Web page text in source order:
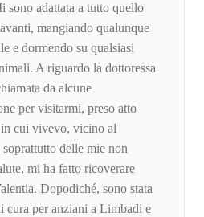
sono adattata a tutto quello
mangiando qualunque
e dormendo su qualsiasi
A riguardo la dottoressa
da alcune
per visitarmi, preso atto
cui vivevo, vicino al
delle mie non
mi ha fatto ricoverare
Dopodiché, sono stata
cura per anziani a Limbadi e